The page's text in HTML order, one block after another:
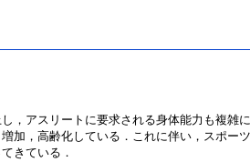
，アスリートに要求される身体能力も複雑
加，高齢化している．これに伴い，スポー
きている．